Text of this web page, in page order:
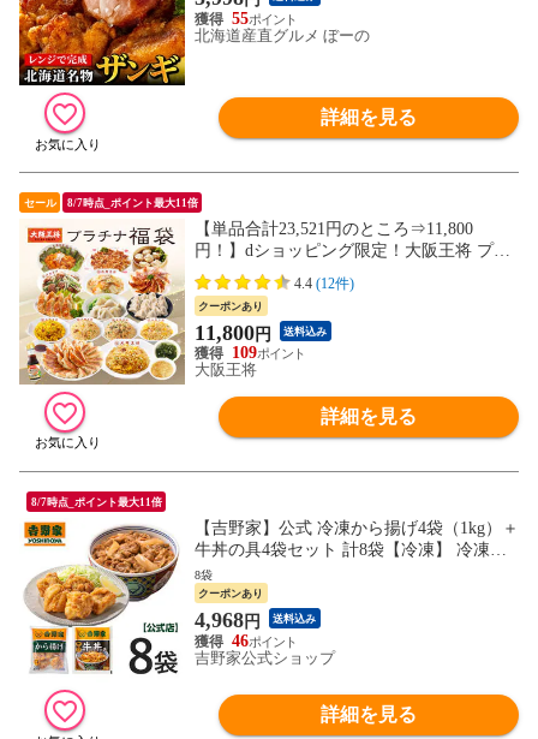
セット 冷凍からあげ 業務用 食品 詰め合わ
せ 訳あり 【F1】
55
北海道産直グルメ ぼーの
詳細を見る
セール 8/7時点_ポイント最大11倍
【単品合計23,521円のところ⇒11,800
円！】dショッピング限定！大阪王将 プラ
チナ福袋 ＜北海道・沖縄は別途追加送料＞
餃子 チャーハン お取り寄せ 冷凍食品 冷凍
餃子 ギフト 中華 惣菜 【大阪王将CP】
4.4 (12件)
クーポンあり
11,800円 送料込み
109
大阪王将
詳細を見る
8/7時点_ポイント最大11倍
【吉野家】公式 冷凍から揚げ4袋（1kg）＋
牛丼の具4袋セット 計8袋【冷凍】 冷凍食
品 おかず 惣菜 唐揚げ 鶏肉 から牛
8袋
クーポンあり
4,968円 送料込み
46
吉野家公式ショップ
詳細を見る